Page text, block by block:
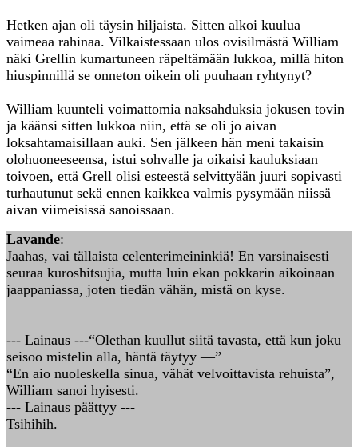
Hetken ajan oli täysin hiljaista. Sitten alkoi kuulua
vaimeaa rahinaa. Vilkaistessaan ulos ovisilmästä William
näki Grellin kumartuneen räpeltämään lukkoa, millä hiton
hiuspinnillä se onneton oikein oli puuhaan ryhtynyt?
William kuunteli voimattomia naksahduksia jokusen tovin
ja käänsi sitten lukkoa niin, että se oli jo aivan
loksahtamaisillaan auki. Sen jälkeen hän meni takaisin
olohuoneeseensa, istui sohvalle ja oikaisi kauluksiaan
toivoen, että Grell olisi esteestä selvittyään juuri sopivasti
turhautunut sekä ennen kaikkea valmis pysymään niissä
aivan viimeisissä sanoissaan.
Lavande:
Jaahas, vai tällaista celenterimeininkiä! En varsinaisesti
seuraa kuroshitsujia, mutta luin ekan pokkarin aikoinaan
jaappaniassa, joten tiedän vähän, mistä on kyse.
--- Lainaus ---“Olethan kuullut siitä tavasta, että kun joku
seisoo mistelin alla, häntä täytyy —”
“En aio nuoleskella sinua, vähät velvoittavista rehuista”,
William sanoi hyisesti.
--- Lainaus päättyy ---
Tsihihih.